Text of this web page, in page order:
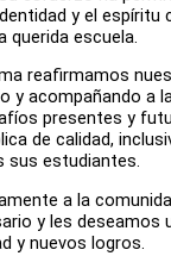
y el espíritu
querida escuela.
reafirmamos
y acompañando a
presentes y
de calidad,
sus estudiantes.
a la
y les deseamos
y nuevos logros.